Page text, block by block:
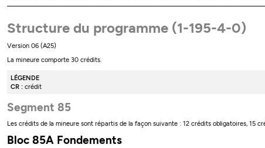
Structure du programme (1-195-4-0)
Version 06 (A25)
La mineure comporte 30 crédits.
LÉGENDE
CR : crédit
Segment 85
Les crédits de la mineure sont répartis de la façon suivante : 12 crédits obligatoires, 15
Bloc 85A Fondements